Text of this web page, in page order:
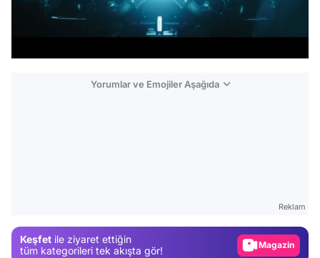
Yorumlar ve Emojiler Aşağıda
Reklam
Keşfet ile ziyaret ettiğin
tüm kategorileri tek akışta gör!
Gündem
Magazin
Video